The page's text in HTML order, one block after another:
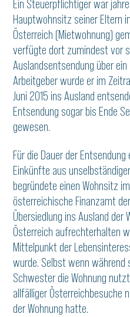
Ein Steuerpflichtiger war
Hauptwohnsitz seiner Eltern in
Österreich (Mietwohnung)
verfügte dort zumindest vor
Auslandsentsendung über
Arbeitgeber wurde er im
Juni 2015 ins Ausland
Entsendung sogar bis Ende
gewesen.
Für die Dauer der
Einkünfte aus
begründete einen Wohnsitz
österreichische Finanzamt
Übersiedlung ins Ausland der
Österreich aufrechterhalten
Mittelpunkt der
wurde. Selbst wenn während
Schwester die Wohnung
allfälliger Österreichbesuche
der Wohnung hatte.